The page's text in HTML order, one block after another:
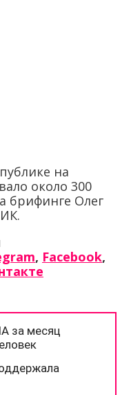
на
около 300
брифинге Олег
, Facebook,